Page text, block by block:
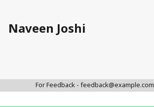
Naveen Joshi
For Feedback - feedback@example.com